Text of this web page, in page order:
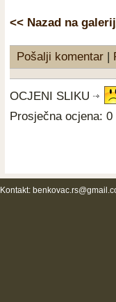
<< Nazad na
Pošalji komentar
OCJENI SLIKU
Prosječna ocjena:
Kontakt: